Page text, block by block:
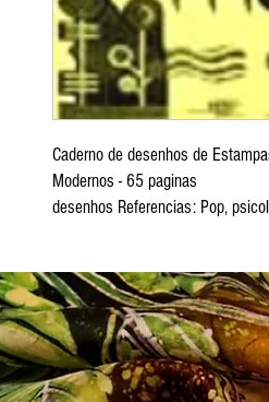
Caderno de desenhos de
Modernos - 65 paginas
desenhos Referencias: Pop,